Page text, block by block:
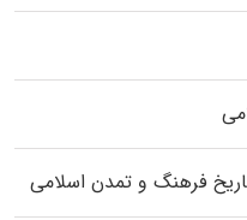
فرهنگ و تمدن اسلامی